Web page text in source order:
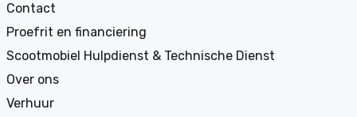
Contact
Proefrit en financiering
Scootmobiel Hulpdienst & Technische Dienst
Over ons
Verhuur